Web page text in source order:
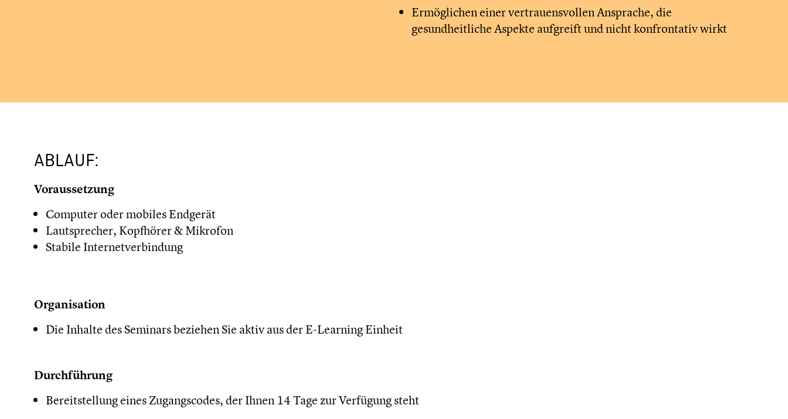
Ermöglichen einer vertrauensvollen Ansprache, die
gesundheitliche Aspekte aufgreift und nicht konfrontativ wirkt
ABLAUF:
Voraussetzung
Computer oder mobiles Endgerät
Lautsprecher, Kopfhörer & Mikrofon
Stabile Internetverbindung
Organisation
Die Inhalte des Seminars beziehen Sie aktiv aus der E-Learning Einheit
Durchführung
Bereitstellung eines Zugangscodes, der Ihnen 14 Tage zur Verfügung steht